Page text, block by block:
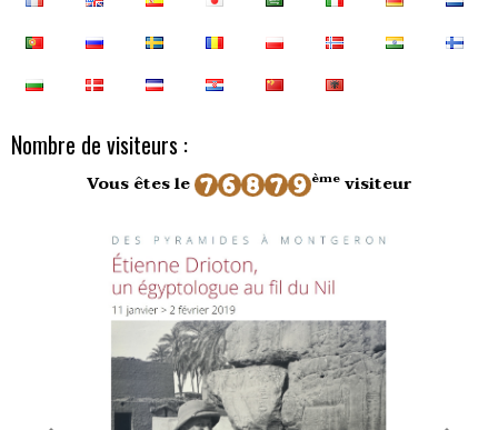
Nombre de visiteurs :
Vous êtes le èmevisiteur